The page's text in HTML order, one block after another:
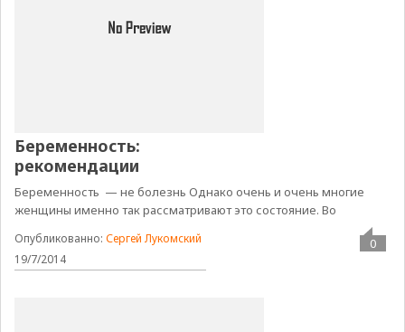
Беременность:
рекомендации
Беременность — не болезнь Однако очень и очень многие
женщины именно так рассматривают это состояние. Во
Опубликованно:Сергей Лукомский
19/7/2014
0